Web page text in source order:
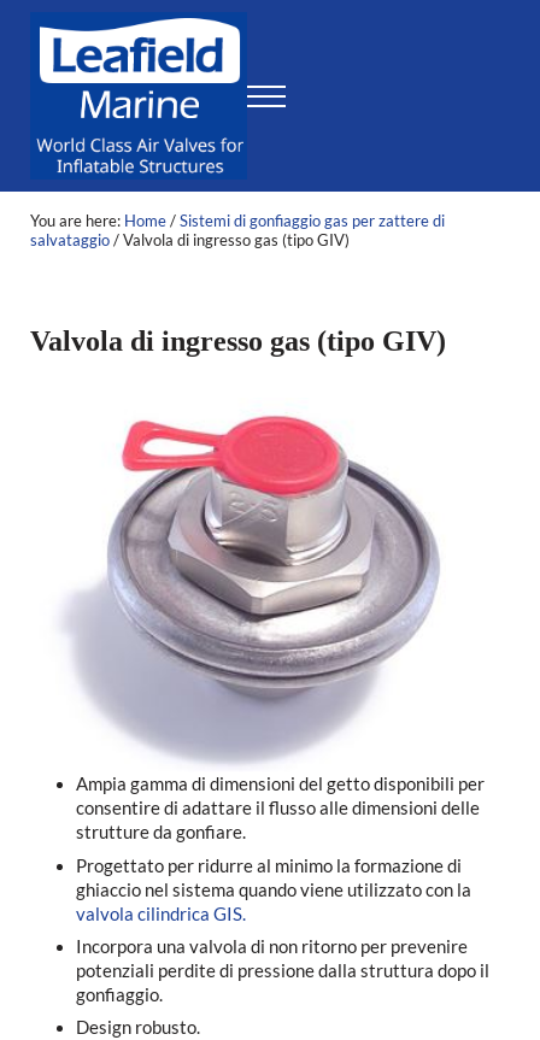
Leafield Marine
World Class Air Valves for Inflatable Structures
Menu
You are here: Home/Sistemi di gonfiaggio gas per zattere di
salvataggio/Valvola di ingresso gas (tipo GIV)
Valvola di ingresso gas (tipo GIV)
Ampia gamma di dimensioni del getto disponibili per
consentire di adattare il flusso alle dimensioni delle
strutture da gonfiare.
Progettato per ridurre al minimo la formazione di
ghiaccio nel sistema quando viene utilizzato con la
valvola cilindrica GIS.
Incorpora una valvola di non ritorno per prevenire
potenziali perdite di pressione dalla struttura dopo il
gonfiaggio.
Design robusto.